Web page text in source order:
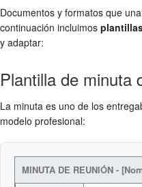
Documentos y formatos que
continuación incluimos
y adaptar:
Plantilla de minuta
La minuta es uno de los
modelo profesional:
MINUTA DE REUNIÓN -